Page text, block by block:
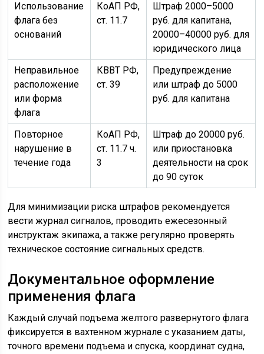
Использование
флага без
оснований
КоАП РФ,
ст. 11.7
Штраф 2000–5000
руб. для капитана,
20000–40000 руб. для
юридического лица
Неправильное
расположение
или форма
флага
КВВТ РФ,
ст. 39
Предупреждение
или штраф до 5000
руб. для капитана
Повторное
нарушение в
течение года
КоАП РФ,
ст. 11.7 ч.
3
Штраф до 20000 руб.
или приостановка
деятельности на срок
до 90 суток
Для минимизации риска штрафов рекомендуется
вести журнал сигналов, проводить ежесезонный
инструктаж экипажа, а также регулярно проверять
техническое состояние сигнальных средств.
Документальное оформление
применения флага
Каждый случай подъема желтого развернутого флага
фиксируется в вахтенном журнале с указанием даты,
точного времени подъема и спуска, координат судна,